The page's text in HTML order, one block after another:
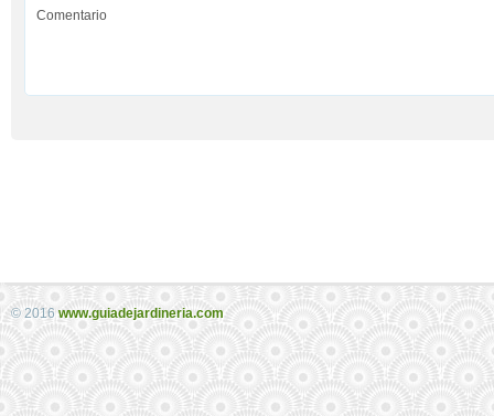
© 2016 www.guiadejardineria.com